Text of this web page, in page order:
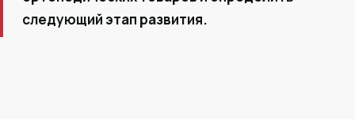
следующий этап развития.